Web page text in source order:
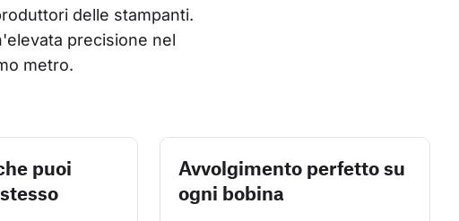
delle stampanti.
precisione nel
metro.
puoi
Avvolgimento perfetto su
ogni bobina